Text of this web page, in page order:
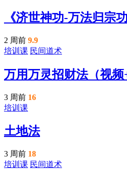
《济世神功-万法归宗功
2 周前 9.9
培训课 民间道术
万用万灵招财法（视频
3 周前 16
培训课
土地法
3 周前 18
培训课 民间道术